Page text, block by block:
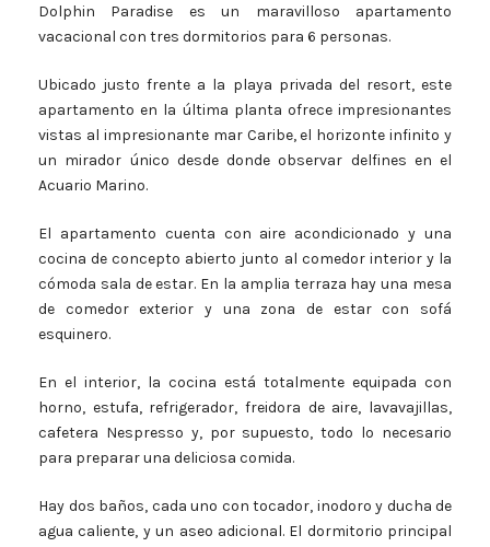
Dolphin Paradise es un maravilloso apartamento
vacacional con tres dormitorios para 6 personas.
Ubicado justo frente a la playa privada del resort, este
apartamento en la última planta ofrece impresionantes
vistas al impresionante mar Caribe, el horizonte infinito y
un mirador único desde donde observar delfines en el
Acuario Marino.
El apartamento cuenta con aire acondicionado y una
cocina de concepto abierto junto al comedor interior y la
cómoda sala de estar. En la amplia terraza hay una mesa
de comedor exterior y una zona de estar con sofá
esquinero.
En el interior, la cocina está totalmente equipada con
horno, estufa, refrigerador, freidora de aire, lavavajillas,
cafetera Nespresso y, por supuesto, todo lo necesario
para preparar una deliciosa comida.
Hay dos baños, cada uno con tocador, inodoro y ducha de
agua caliente, y un aseo adicional. El dormitorio principal